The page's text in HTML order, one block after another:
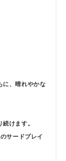
に、晴れやかな
けます。
サードプレイ